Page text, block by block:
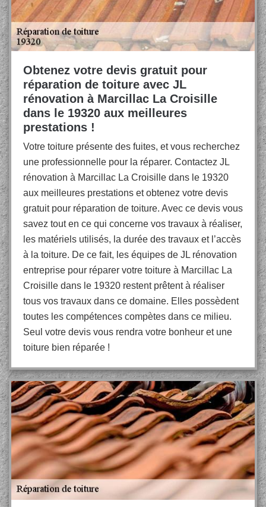
Obtenez votre devis gratuit pour
réparation de toiture avec JL
rénovation à Marcillac La Croisille
dans le 19320 aux meilleures
prestations !
Votre toiture présente des fuites, et vous recherchez
une professionnelle pour la réparer. Contactez JL
rénovation à Marcillac La Croisille dans le 19320
aux meilleures prestations et obtenez votre devis
gratuit pour réparation de toiture. Avec ce devis vous
savez tout en ce qui concerne vos travaux à réaliser,
les matériels utilisés, la durée des travaux et l’accès
à la toiture. De ce fait, les équipes de JL rénovation
entreprise pour réparer votre toiture à Marcillac La
Croisille dans le 19320 restent prêtent à réaliser
tous vos travaux dans ce domaine. Elles possèdent
toutes les compétences compètes dans ce milieu.
Seul votre devis vous rendra votre bonheur et une
toiture bien réparée !